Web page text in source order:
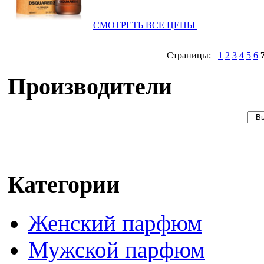
СМОТРЕТЬ ВСЕ ЦЕНЫ
Страницы: 1 2 3 4 5 6
Производители
Категории
Женский парфюм
Мужской парфюм